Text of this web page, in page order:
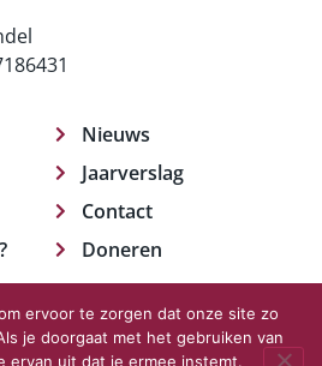
Nieuws
Jaarverslag
Contact
Doneren
ervoor te zorgen dat onze site zo
je doorgaat met het gebruiken van
ervan uit dat je ermee instemt.